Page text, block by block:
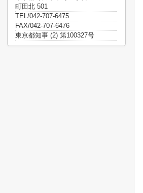
町田北 501
TEL/042-707-6475
FAX/042-707-6476
東京都知事 (2) 第100327号